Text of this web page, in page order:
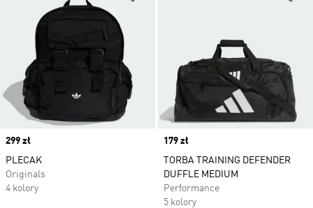
Price
299 zł
PLECAK
Originals
4 kolory
Price
179 zł
TORBA TRAINING DEFENDER
DUFFLE MEDIUM
Performance
5 kolory